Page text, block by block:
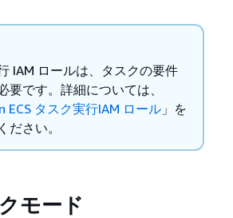
IAM ロールは、タスクの要件
要です。詳細については、
ECS タスク実行IAM ロール」を
ださい。
モード